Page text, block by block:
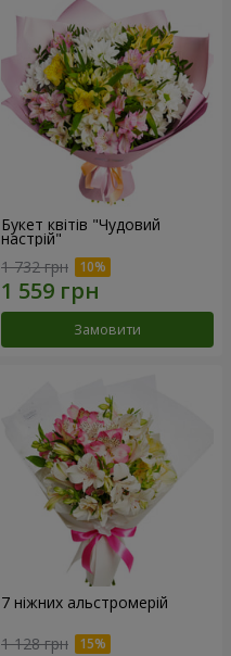
Букет квітів "Чудовий
настрій"
1 732 грн
Замовити
7 ніжних альстромерій
1 128 грн